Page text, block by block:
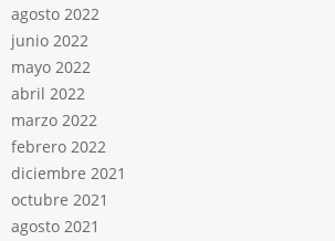
agosto 2022
junio 2022
mayo 2022
abril 2022
marzo 2022
febrero 2022
diciembre 2021
octubre 2021
agosto 2021